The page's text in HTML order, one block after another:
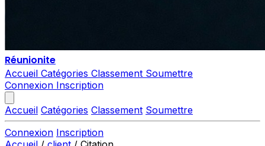
Réunionite
Accueil Catégories Classement Soumettre
Connexion Inscription
Accueil Catégories Classement Soumettre
Connexion Inscription